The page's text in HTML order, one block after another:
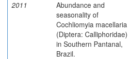
2011
Abundance and
seasonality of
Cochliomyia macellaria
(Diptera: Calliphoridae)
in Southern Pantanal,
Brazil.